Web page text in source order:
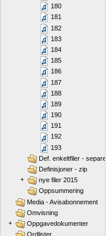
180
181
182
183
184
185
186
187
188
189
190
191
192
193
Def. enkeltfiler - separert
Definisjoner - zip
+
nye filer 2015
Oppsummering
Media - Avisabonnement
Omvisning
+
Oppgavedokumenter
Ordlister